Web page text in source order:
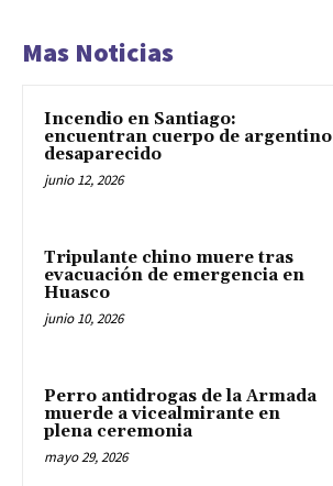
Mas Noticias
Incendio en Santiago:
encuentran cuerpo de argentino
desaparecido
junio 12, 2026
Tripulante chino muere tras
evacuación de emergencia en
Huasco
junio 10, 2026
Perro antidrogas de la Armada
muerde a vicealmirante en
plena ceremonia
mayo 29, 2026